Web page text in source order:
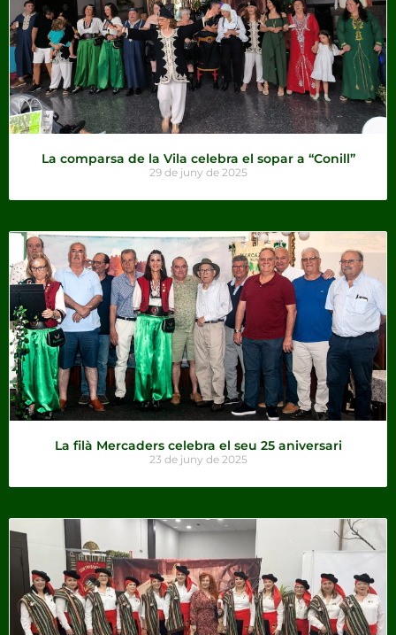
La comparsa de la Vila celebra el sopar a “Conill”
29 de juny de 2025
La filà Mercaders celebra el seu 25 aniversari
23 de juny de 2025